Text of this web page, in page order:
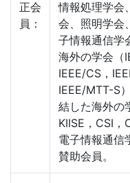
正会
員：
情報処理学会
会、照明学会
子情報通信学
海外の学会（
IEEE/CS，
IEEE/MTT-S
結した海外の
KIISE，CSI，
電子情報通信
賛助会員。